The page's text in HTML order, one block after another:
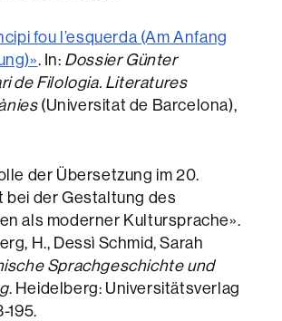
fou l’esquerda (Am Anfang
. In: Dossier Günter
de Filologia. Literatures
(Universitat de Barcelona),
der Übersetzung im 20.
bei der Gestaltung des
als moderner Kultursprache».
H., Dessì Schmid, Sarah
Sprachgeschichte und
. Heidelberg: Universitätsverlag
195.